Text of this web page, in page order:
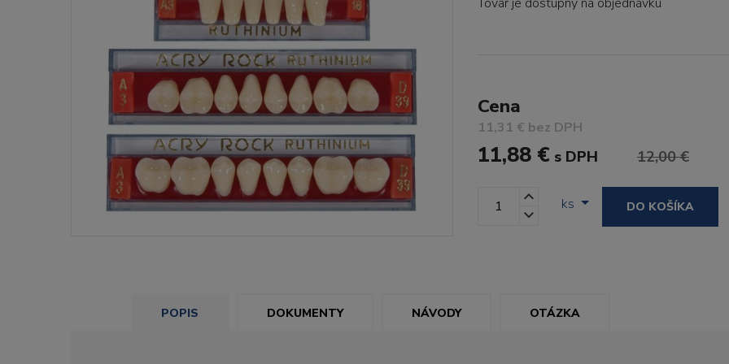
Cena
11,31 € bez DPH
11,88 € s DPH 12,00 €
ks DO KOŠÍKA
POPIS DOKUMENTY NÁVODY OTÁZKA